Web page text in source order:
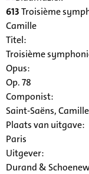
613Troisième
Camille
Titel:
Troisième
Opus:
Op. 78
Componist:
Saint-Saëns, Camille
Plaats van uitgave:
Paris
Uitgever:
Durand &